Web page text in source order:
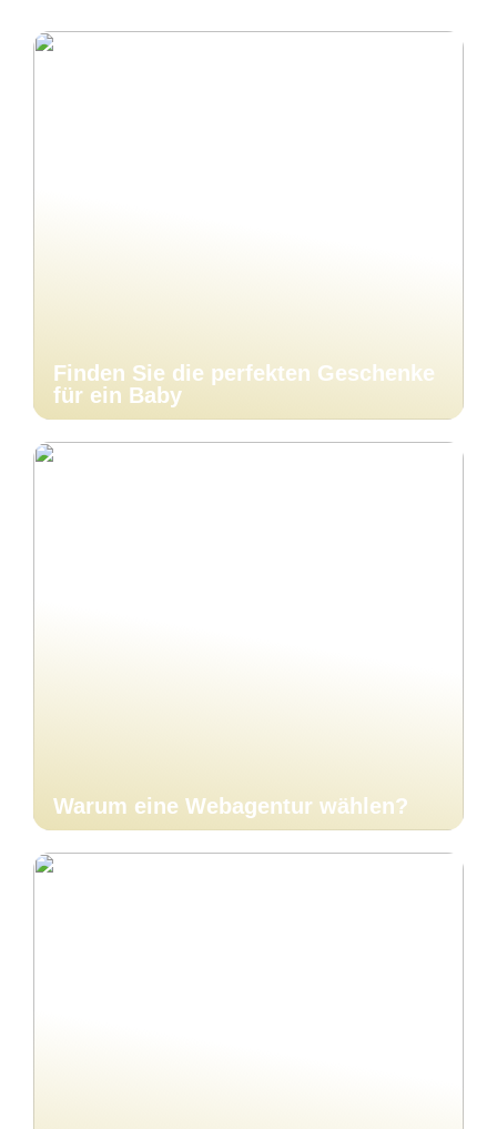
Finden Sie die perfekten Geschenke
für ein Baby
Warum eine Webagentur wählen?